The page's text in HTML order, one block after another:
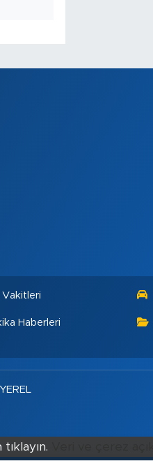
Vakitleri
Haberleri
YEREL